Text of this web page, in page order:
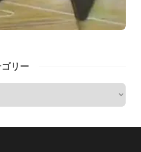
リー